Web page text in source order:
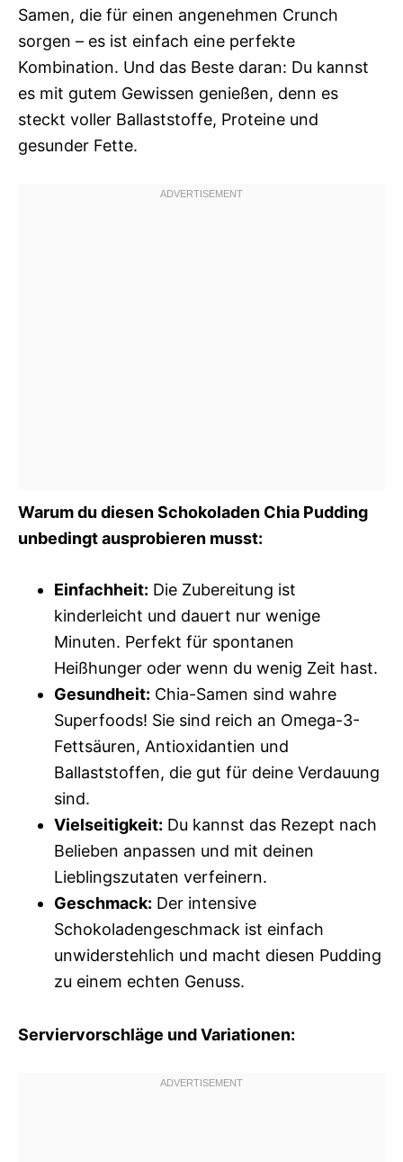
Samen, die für einen angenehmen Crunch
sorgen – es ist einfach eine perfekte
Kombination. Und das Beste daran: Du kannst
es mit gutem Gewissen genießen, denn es
steckt voller Ballaststoffe, Proteine und
gesunder Fette.
Warum du diesen Schokoladen Chia Pudding
unbedingt ausprobieren musst:
Einfachheit: Die Zubereitung ist
kinderleicht und dauert nur wenige
Minuten. Perfekt für spontanen
Heißhunger oder wenn du wenig Zeit hast.
Gesundheit: Chia-Samen sind wahre
Superfoods! Sie sind reich an Omega-3-
Fettsäuren, Antioxidantien und
Ballaststoffen, die gut für deine Verdauung
sind.
Vielseitigkeit: Du kannst das Rezept nach
Belieben anpassen und mit deinen
Lieblingszutaten verfeinern.
Geschmack: Der intensive
Schokoladengeschmack ist einfach
unwiderstehlich und macht diesen Pudding
zu einem echten Genuss.
Serviervorschläge und Variationen: